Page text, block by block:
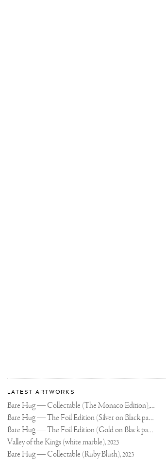
More
about
Joseph
Klibansky
Most
recent
updates
on
Joseph
Klibansky
Official
Website
LATEST ARTWORKS
Bare Hug — Collectable (The Monaco Edition),2024
Bare Hug — The Foil Edition (Silver on Black paper),
Bare Hug — The Foil Edition (Gold on Black paper),
Valley of the Kings (white marble),2023
Bare Hug — Collectable (Ruby Blush),2023